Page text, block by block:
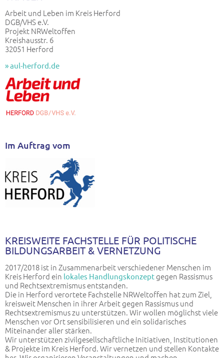
Arbeit und Leben im Kreis Herford
DGB/VHS e.V.
Projekt NRWeltoffen
Kreishausstr. 6
32051 Herford
» aul-herford.de
Im Auftrag vom
KREISWEITE FACHSTELLE FÜR POLITISCHE
BILDUNGSARBEIT & VERNETZUNG
2017/2018 ist in Zusammenarbeit verschiedener Menschen im
Kreis Herford ein lokales Handlungskonzept gegen Rassismus
und Rechtsextremismus entstanden.
Die in Herford verortete Fachstelle NRWeltoffen hat zum Ziel,
kreisweit Menschen in ihrer Arbeit gegen Rassismus und
Rechtsextremismus zu unterstützen. Wir wollen möglichst viele
Menschen vor Ort sensibilisieren und ein solidarisches
Miteinander aller stärken.
Wir unterstützen zivilgesellschaftliche Initiativen, Institutionen
& Projekte im Kreis Herford. Wir vernetzen und stellen Kontakte